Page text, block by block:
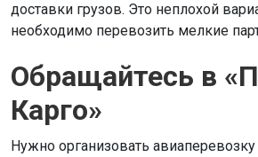
доставки грузов. Это неплохой
необходимо перевозить мелкие
Обращайтесь в
Карго»
Нужно организовать